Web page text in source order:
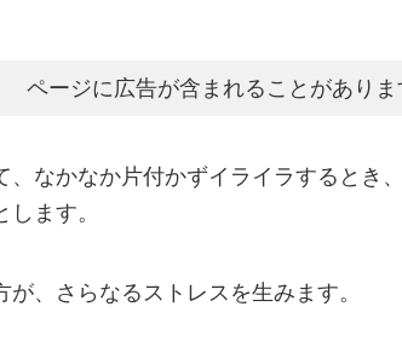
ページに広告が含まれることがありま
、なかなか片付かずイライラするとき
ます。
が、さらなるストレスを生みます。